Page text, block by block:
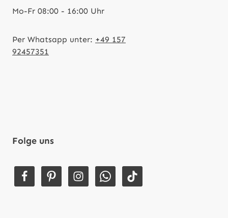
Mo-Fr 08:00 - 16:00 Uhr
Per Whatsapp unter: +49 157
92457351
Folge uns